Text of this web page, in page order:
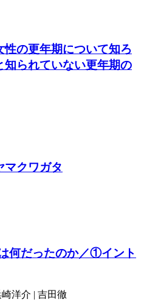
性の更年期について知ろ
知られていない更年期の
クワガタ
何だったのか／①イント
洋介 | 吉田徹